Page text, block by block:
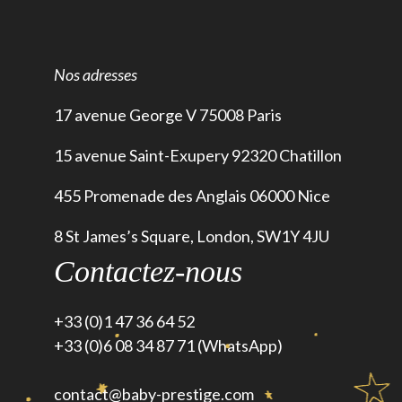
Nos adresses
17 avenue George V 75008 Paris
15 avenue Saint-Exupery 92320 Chatillon
455 Promenade des Anglais 06000 Nice
8 St James’s Square, London, SW1Y 4JU
Contactez-nous
+33 (0)1 47 36 64 52
+33 (0)6 08 34 87 71 (WhatsApp)
contact@baby-prestige.com